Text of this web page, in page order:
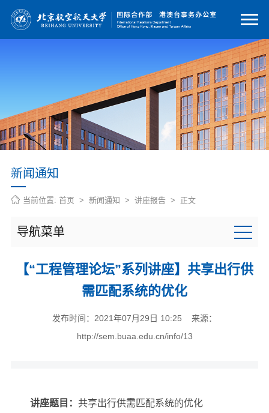
新闻通知
当前位置: 首页 > 新闻通知 > 讲座报告> 正文
导航菜单
【“工程管理论坛”系列讲座】共享出行供
需匹配系统的优化
发布时间：2021年07月29日 10:25 来源：
http://sem.buaa.edu.cn/info/13
讲座题目： 共享出行供需匹配系统的优化